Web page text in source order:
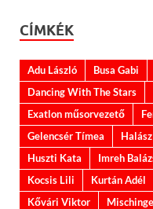
CÍMKÉK
Adu László Busa Gabi
Dancing With The Stars
Exatlon műsorvezető
Gelencsér Tímea
Huszti Kata
Imreh
Kocsis Lili
Kurtán Adél
Kővári Viktor